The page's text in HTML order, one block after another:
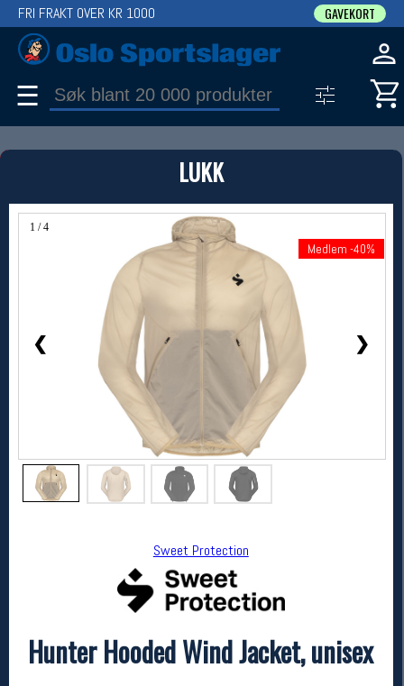
LUKK
1 / 4
❮ ❯
Medlem -40%
Sweet Protection
Hunter Hooded Wind Jacket, unisex
FRI FRAKT OVER KR 1000 GAVEKORT
☰
PRODUKT
Produkter (1)
Bruk filter til å spisse søket
Sweet Protection